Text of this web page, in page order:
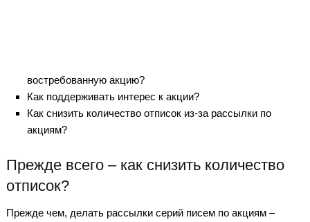
востребованную акцию?
Как поддерживать интерес к акции?
Как снизить количество отписок из-за рассылки по
акциям?
Прежде всего – как снизить количество
отписок?
Прежде чем, делать рассылки серий писем по акциям –